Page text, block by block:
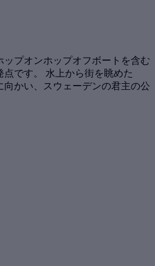
プオンホップオフボートを含む
です。 水上から街を眺めた
向かい、スウェーデンの君主の公